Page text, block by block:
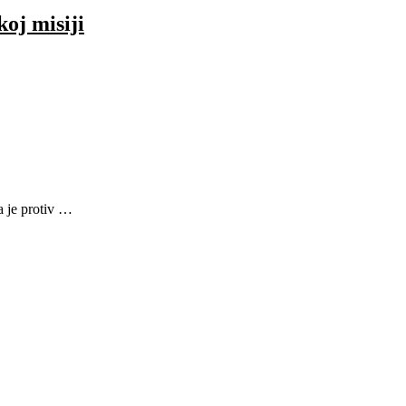
misiji
je protiv …